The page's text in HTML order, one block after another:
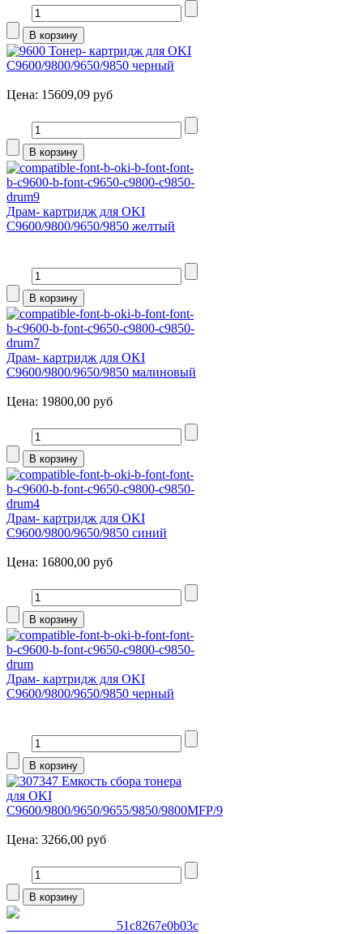
Тонер- картридж для OKI
C9600/9800/9650/9850 черный
Цена: 15609,09 руб
Драм- картридж для OKI
C9600/9800/9650/9850 желтый
Драм- картридж для OKI
C9600/9800/9650/9850 малиновый
Цена: 19800,00 руб
Драм- картридж для OKI
C9600/9800/9650/9850 синий
Цена: 16800,00 руб
Драм- картридж для OKI
C9600/9800/9650/9850 черный
Емкость сбора тонера
для OKI
C9600/9800/9650/9655/9850/9800MFP/9
Цена: 3266,00 руб